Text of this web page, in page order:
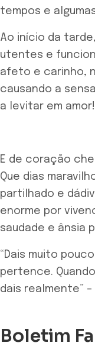
tempos e
Ao início da
utentes e
afeto e carinho,
causando a
a levitar em amor!
E de coração
Que dias
partilhado e
enorme por
saudade e ânsia
“Dais muito
pertence.
dais realmente” –
Boletim